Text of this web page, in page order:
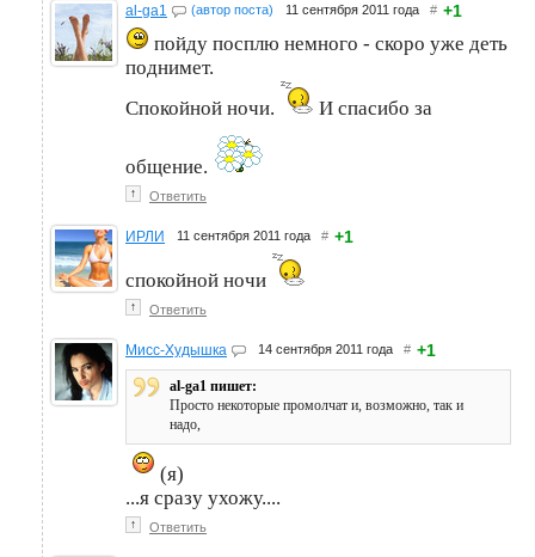
al-ga1 (автор поста) 11 сентября 2011 года # +1
пойду посплю немного - скоро уже деть
поднимет.
Спокойной ночи.
И спасибо за
общение.
↑ Ответить
ИРЛИ 11 сентября 2011 года # +1
спокойной ночи
↑ Ответить
Мисс-Худышка 14 сентября 2011 года # +1
al-ga1 пишет:
Просто некоторые промолчат и, возможно, так и
надо,
(я)
...я сразу ухожу....
↑ Ответить